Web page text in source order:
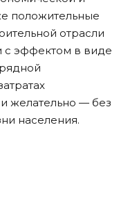
положительные
отрасли
с эффектом в виде
желательно — без
населения.